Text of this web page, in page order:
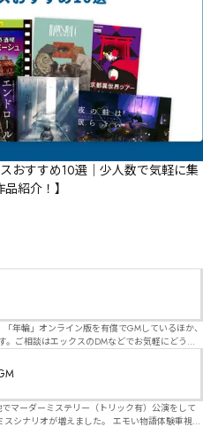
おすすめ10選｜少人数で気軽に集
紹介！】
年輪」オンライン版を有償でGMしているほか、
ご相談はエックスのDMなどでお気軽にどう
マーダーミステリー（トリック有）公演をして